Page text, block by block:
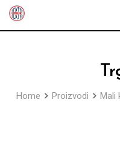
Skip
Home Proizvodi Mali